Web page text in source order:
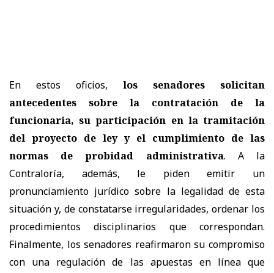
En estos oficios, los senadores solicitan
antecedentes sobre la contratación de la
funcionaria, su participación en la tramitación
del proyecto de ley y el cumplimiento de las
normas de probidad administrativa. A la
Contraloría, además, le piden emitir un
pronunciamiento jurídico sobre la legalidad de esta
situación y, de constatarse irregularidades, ordenar los
procedimientos disciplinarios que correspondan.
Finalmente, los senadores reafirmaron su compromiso
con una regulación de las apuestas en línea que